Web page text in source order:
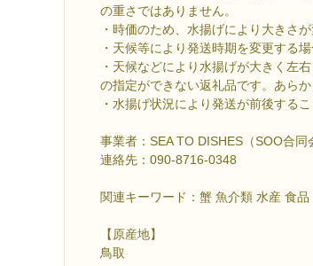
の重さではありません。
・時価のため、水揚げにより大きさが
・天候等により発送時期を変更する場
・天候などにより水揚げが大きく左
の指定ができない返礼品です。あらか
・水揚げ状況により発送が前後するこ
事業者：SEA TO DISHES（SOO合同
連絡先：090-8716-0348
関連キーワード：蟹 魚介類 水産 食
【原産地】
鳥取